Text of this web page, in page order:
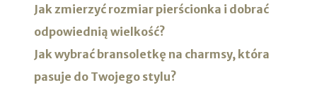
Jak zmierzyć rozmiar pierścionka i dobrać
odpowiednią wielkość?
Jak wybrać bransoletkę na charmsy, która
pasuje do Twojego stylu?